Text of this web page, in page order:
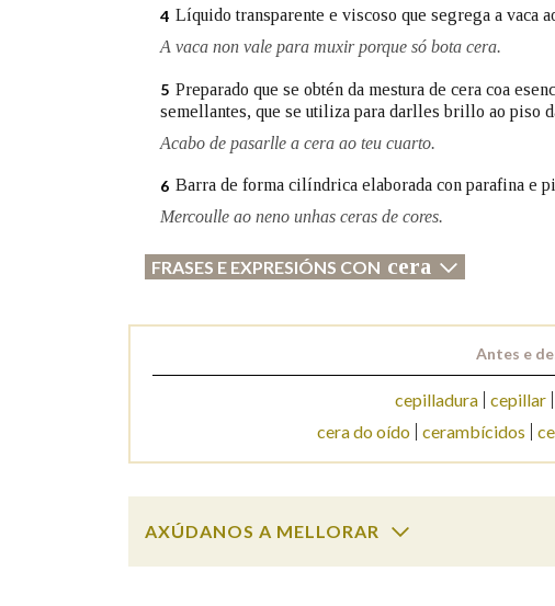
4 Líquido transparente e viscoso que segrega a vaca
A vaca non vale para muxir porque só bota cera.
5 Preparado que se obtén da mestura de cera coa
semellantes, que se utiliza para darlles brillo ao piso
Acabo de pasarlle a cera ao teu cuarto.
6 Barra de forma cilíndrica elaborada con parafina e
Mercoulle ao neno unhas ceras de cores.
FRASES E EXPRESIÓNS CON cera
Antes e
cepilladura cepillar
cera do oído
cerambícidos
AXÚDANOS A MELLORAR